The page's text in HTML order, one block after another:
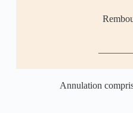
Annulation